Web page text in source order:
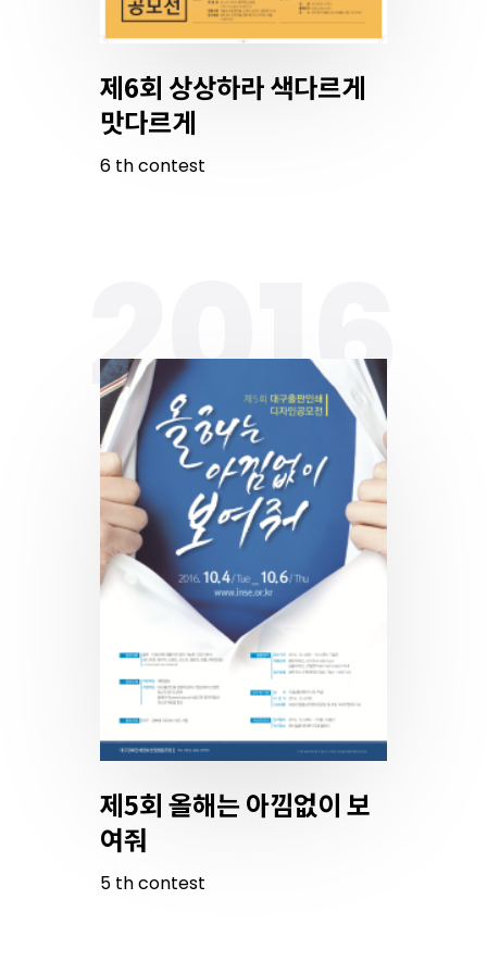
제6회 상상하라 색다르게
맛다르게
6 thcontest
2016
제5회 올해는 아낌없이 보
여줘
5 thcontest